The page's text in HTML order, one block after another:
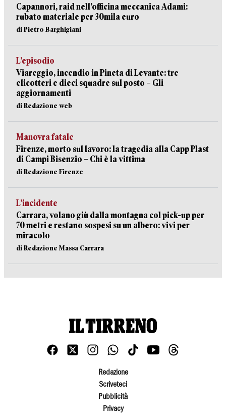
Capannori, raid nell’officina meccanica Adami:
rubato materiale per 30mila euro
di Pietro Barghigiani
L’episodio
Viareggio, incendio in Pineta di Levante: tre
elicotteri e dieci squadre sul posto – Gli
aggiornamenti
di Redazione web
Manovra fatale
Firenze, morto sul lavoro: la tragedia alla Capp Plast
di Campi Bisenzio – Chi è la vittima
di Redazione Firenze
L’incidente
Carrara, volano giù dalla montagna col pick-up per
70 metri e restano sospesi su un albero: vivi per
miracolo
di Redazione Massa Carrara
Redazione
Scriveteci
Pubblicità
Privacy